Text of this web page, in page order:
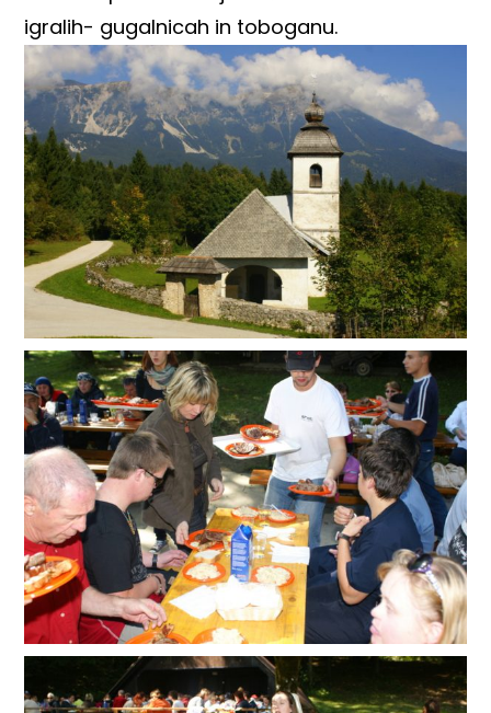
igralih- gugalnicah in toboganu.